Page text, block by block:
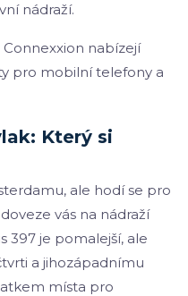
nádraží.
nabízejí
pro mobilní telefony a
Který si
ale hodí se pro
vás na nádraží
397 je pomalejší, ale
a jihozápadnímu
místa pro